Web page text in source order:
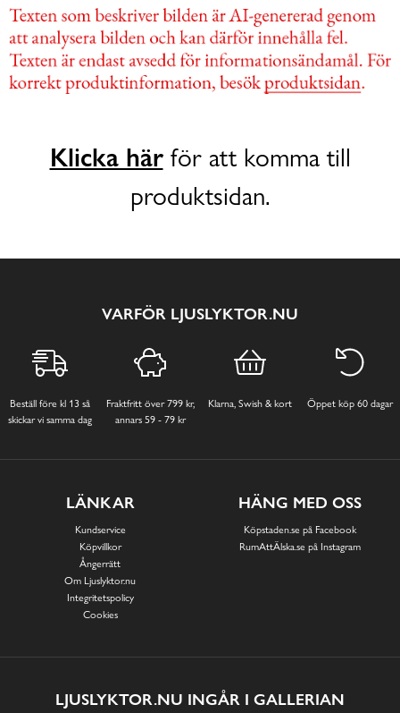
Klicka härför att komma till
produktsidan.
VARFÖR LJUSLYKTOR.NU
Beställ före kl 13 så
skickar vi samma dag
Fraktfritt över 799 kr,
annars 59 - 79 kr
Klarna, Swish & kort Öppet köp 60 dagar
LÄNKAR
Kundservice
Köpvillkor
Ångerrätt
Om Ljuslyktor.nu
Integritetspolicy
Cookies
HÄNG MED OSS
Köpstaden.se på Facebook
RumAttÄlska.se på Instagram
LJUSLYKTOR.NU INGÅR I GALLERIAN